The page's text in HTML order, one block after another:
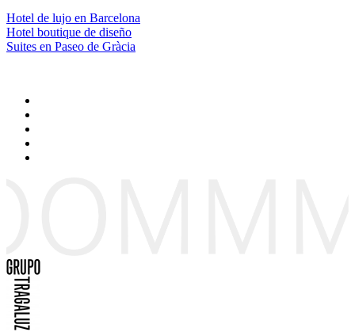
Hotel de lujo en Barcelona
Hotel boutique de diseño
Suites en Paseo de Gràcia